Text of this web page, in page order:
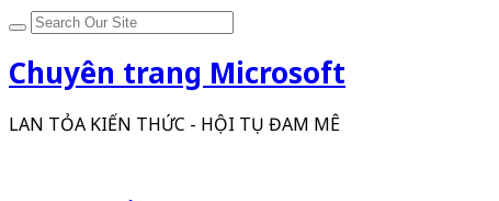
Chuyên trang Microsoft
LAN TỎA KIẾN THỨC - HỘI TỤ ĐAM MÊ